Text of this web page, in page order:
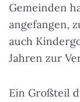
Gemeinden
angefangen,
auch
Jahren zur
Ein Großteil